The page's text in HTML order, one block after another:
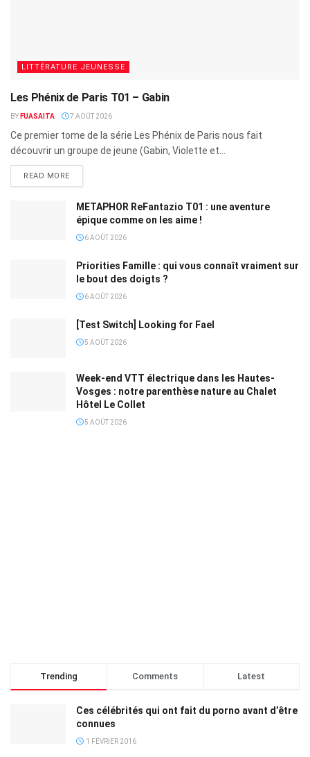
LITTÉRATURE JEUNESSE
Les Phénix de Paris T01 – Gabin
BY FUASAITA 7 AOÛT 2026
Ce premier tome de la série Les Phénix de Paris nous fait
découvrir un groupe de jeune (Gabin, Violette et...
READ MORE
METAPHOR ReFantazio T01 : une aventure
épique comme on les aime !
6 AOÛT 2026
Priorities Famille : qui vous connaît vraiment sur
le bout des doigts ?
6 AOÛT 2026
[Test Switch] Looking for Fael
5 AOÛT 2026
Week-end VTT électrique dans les Hautes-
Vosges : notre parenthèse nature au Chalet
Hôtel Le Collet
5 AOÛT 2026
Trending Comments Latest
Ces célébrités qui ont fait du porno avant d’être
connues
1 FÉVRIER 2016